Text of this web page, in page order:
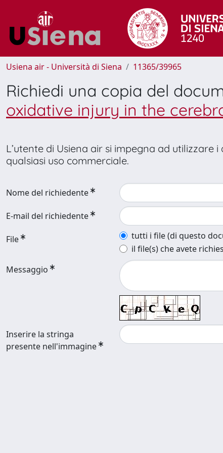
Usiena air - Università di Siena 11365/39965
Richiedi una copia del
oxidative injury in the
L’utente di Usiena air si impegna ad utilizzare
qualsiasi uso commerciale.
Nome del richiedente
E-mail del richiedente
File
tutti i file (di questo
il file(s) che avete
Messaggio
Inserire la stringa
presente nell'immagine